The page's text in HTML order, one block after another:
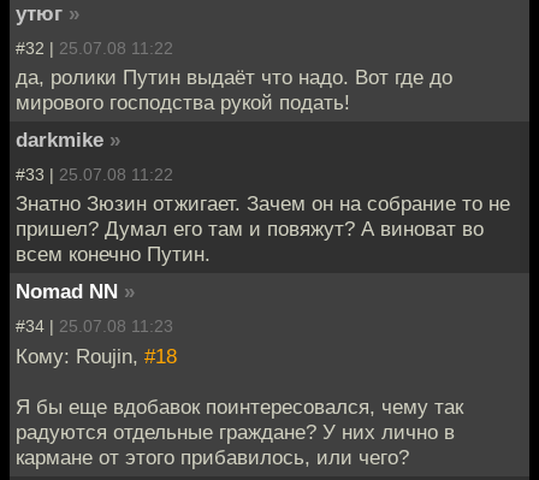
утюг »
#32 | 25.07.08 11:22
да, ролики Путин выдаёт что надо. Вот где до
мирового господства рукой подать!
darkmike »
#33 | 25.07.08 11:22
Знатно Зюзин отжигает. Зачем он на собрание то не
пришел? Думал его там и повяжут? А виноват во
всем конечно Путин.
Nomad NN »
#34 | 25.07.08 11:23
Кому: Roujin, #18
Я бы еще вдобавок поинтересовался, чему так
радуются отдельные граждане? У них лично в
кармане от этого прибавилось, или чего?